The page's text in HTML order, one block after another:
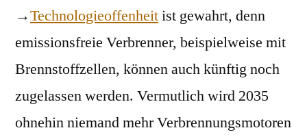
→Technologieoffenheitist gewahrt, denn
emissionsfreie Verbrenner, beispielweise mit
Brennstoffzellen, können auch künftig noch
zugelassen werden. Vermutlich wird 2035
ohnehin niemand mehr Verbrennungsmotoren